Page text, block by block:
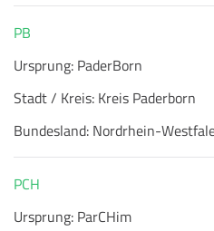
PB
Ursprung: PaderBorn
Stadt / Kreis: Kreis Paderborn
Bundesland: Nordrhein-
PCH
Ursprung: ParCHim